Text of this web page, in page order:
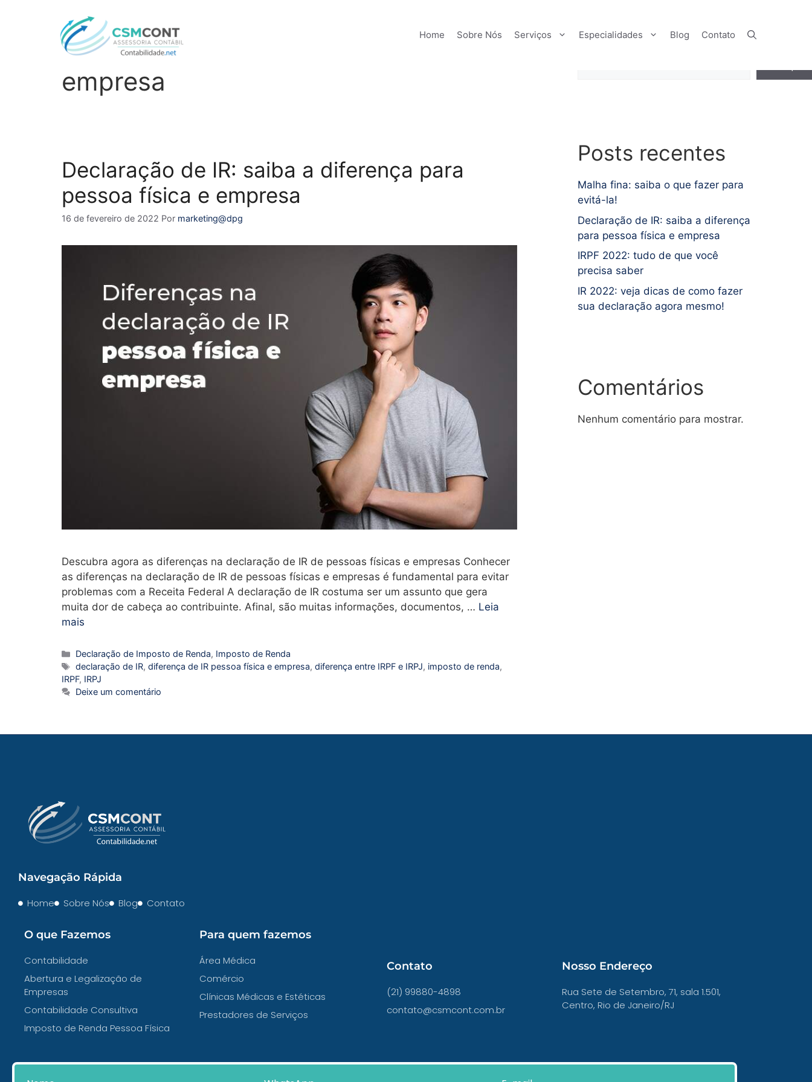
Home Sobre Nós Serviços Especialidades Blog Contato
diferença de IR pessoa física e
empresa
Declaração de IR: saiba a diferença para
pessoa física e empresa
16 de fevereiro de 2022 Por marketing@dpg
Descubra agora as diferenças na declaração de IR de pessoas físicas e empresas Conhecer
as diferenças na declaração de IR de pessoas físicas e empresas é fundamental para evitar
problemas com a Receita Federal A declaração de IR costuma ser um assunto que gera
muita dor de cabeça ao contribuinte. Afinal, são muitas informações, documentos, … Leia
mais
Declaração de Imposto de Renda, Imposto de Renda
declaração de IR,diferença de IR pessoa física e empresa,diferença entre IRPF e IRPJ, imposto de renda,
IRPF, IRPJ
Deixe um comentário
Pesquisar
Posts recentes
Malha fina: saiba o que fazer para
evitá-la!
Declaração de IR: saiba a diferença
para pessoa física e empresa
IRPF 2022: tudo de que você
precisa saber
IR 2022: veja dicas de como fazer
sua declaração agora mesmo!
Comentários
Nenhum comentário para mostrar.
Navegação Rápida
Home Sobre Nós Blog Contato
O que Fazemos
Contabilidade
Abertura e Legalização de
Empresas
Contabilidade Consultiva
Imposto de Renda Pessoa Física
Para quem fazemos
Área Médica
Comércio
Clínicas Médicas e Estéticas
Prestadores de Serviços
Contato
(21) 99880-4898
contato@csmcont.com.br
Nosso Endereço
Rua Sete de Setembro, 71, sala 1.501,
Centro, Rio de Janeiro/RJ